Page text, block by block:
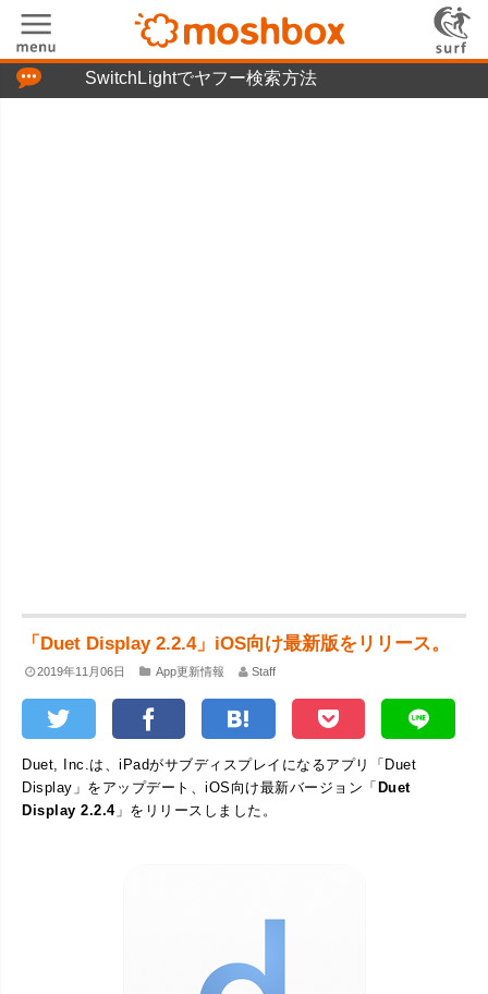
SwitchLightでヤフー検索方法
「Duet Display 2.2.4」iOS向け最新版をリリース。
2019年11月06日 App更新情報 Staff
Duet, Inc.は、iPadがサブディスプレイになるアプリ「Duet
Display」をアップデート、iOS向け最新バージョン「Duet
Display 2.2.4」をリリースしました。
「つぶやき」の使い方